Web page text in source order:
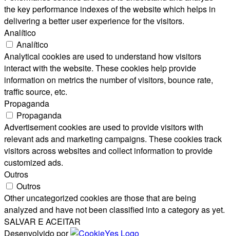
the key performance indexes of the website which helps in
delivering a better user experience for the visitors.
Analítico
Analítico
Analytical cookies are used to understand how visitors
interact with the website. These cookies help provide
information on metrics the number of visitors, bounce rate,
traffic source, etc.
Propaganda
Propaganda
Advertisement cookies are used to provide visitors with
relevant ads and marketing campaigns. These cookies track
visitors across websites and collect information to provide
customized ads.
Outros
Outros
Other uncategorized cookies are those that are being
analyzed and have not been classified into a category as yet.
SALVAR E ACEITAR
Desenvolvido por